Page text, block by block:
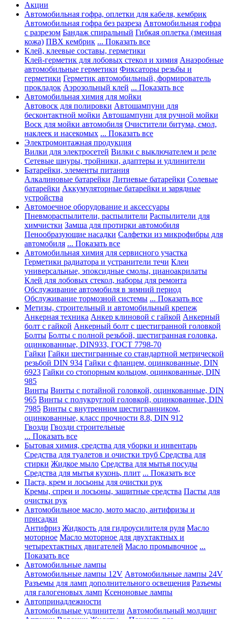
Акции
Автомобильная гофра, оплетки для кабеля, кембрик
Автомобильная гофра без разреза Автомобильная гофра
с разрезом Бандаж спиральный Гибкая оплетка (змеиная
кожа) ПВХ кембрик ... Показать все
Клей, клеевые составы, герметики
Клей-герметик для лобовых стекол и химия Анаэробные
автомобильные герметики Фиксаторы резьбы и
герметики Герметик автомобильный, формирователь
прокладок Аэрозольный клей ... Показать все
Автомобильная химия для мойки
Автовоск для полировки Автошампуни для
бесконтактной мойки Автошампуни для ручной мойки
Воск для мойки автомобиля Очистители битума, смол,
наклеек и насекомых ... Показать все
Электромонтажная продукция
Вилки для электросетей Вилки с выключателем и реле
Сетевые шнуры, тройники, адаптеры и удлинители
Батарейки, элементы питания
Алкалиновые батарейки Литиевые батарейки Солевые
батарейки Аккумуляторные батарейки и зарядные
устройства
Автомоечное оборудование и аксессуары
Пневмораспылители, распылители Распылители для
химчистки Замша для протирки автомобиля
Пенообразующие насадки Салфетки из микрофибры для
автомобиля ... Показать все
Автомобильная химия для сервисного участка
Герметики радиатора и устранители течи Клеи
универсальные, эпоксидные смолы, цианоакрилаты
Клей для лобовых стекол, наборы для ремонта
Обслуживание автомобиля в зимний период
Обслуживание тормозной системы ... Показать все
Метизы, строительный и автомобильный крепеж
Анкерная техника Анкер клиновой с гайкой Анкерный
болт с гайкой Анкерный болт с шестигранной головкой
Болты Болты с полной резьбой, шестигранная головка,
оцинкованные, DIN933, ГОСТ 7798-70
Гайки Гайки шестигранные со стандартной метрической
резьбой DIN 934 Гайки с фланцем, оцинкованные, DIN
6923 Гайки со стопорным кольцом, оцинкованные, DIN
985
Винты Винты с потайной головкой, оцинкованные, DIN
965 Винты с полукруглой головкой, оцинкованные, DIN
7985 Винты с внутренним шестигранником,
оцинкованные, класс прочности 8.8, DIN 912
Гвозди Гвозди строительные
... Показать все
Бытовая химия, средства для уборки и инвентарь
Средства для туалетов и очистки труб Средства для
стирки Жидкое мыло Средства для мытья посуды
Средства для мытья кухонь, плит ... Показать все
Паста, крем и лосьоны для очистки рук
Кремы, спреи и лосьоны, защитные средства Пасты для
очистки рук
Автомобильное масло, мото масло, антифризы и
присадки
Антифриз Жидкость для гидроусилителя руля Масло
моторное Масло моторное для двухтактных и
четырехтактных двигателей Масло промывочное ...
Показать все
Автомобильные лампы
Автомобильные лампы 12V Автомобильные лампы 24V
Разъемы для ламп дополнительного освещения Разъемы
для галогеновых ламп Ксеноновые лампы
Автопринадлежности
Автомобильные удлинители Автомобильный молдинг